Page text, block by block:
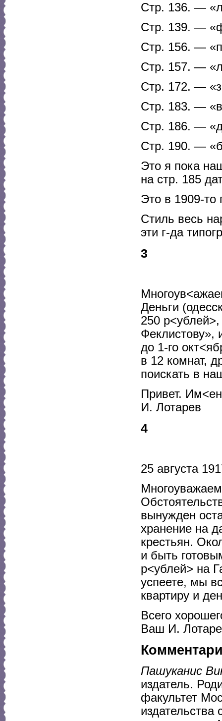
Стр. 136. —
Стр. 139. —
Стр. 156. —
Стр. 157. —
Стр. 172. —
Стр. 183. —
Стр. 186. —
Стр. 190. —
Это я пока
на стр. 185
Это в 1909-то
Стиль весь
эти г-да
3
Деньги
250
Феклистову»,
до 1-го
в 12 комнат,
поискать в
Привет.
И. Лотарев
4
25 августа
вынужден
хранение на
крестьян.
и быть
р<ублей> на
успеете, мы
квартиру и
Всего
Ваш И.
Пашуканис
издатель.
факультет
издательства